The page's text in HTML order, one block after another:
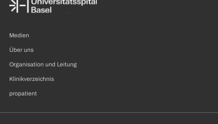
Medien
Über uns
Organisation und Leitung
Klinikverzeichnis
propatient